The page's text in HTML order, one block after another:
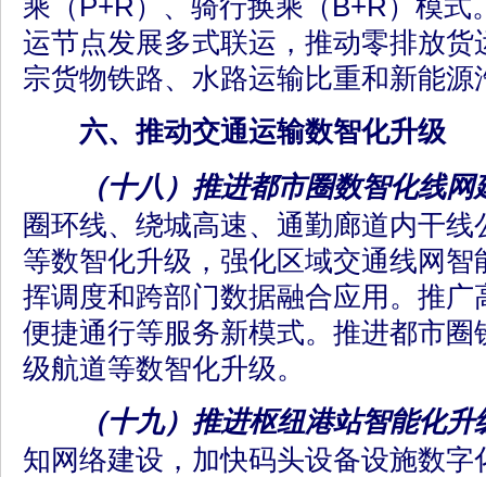
乘（P+R）、骑行换乘（B+R）模式
运节点发展多式联运，推动零排放货
宗货物铁路、水路运输比重和新能源
六、推动交通运输数智化升级
（十八）推进都市圈数智化线网
圈环线、绕城高速、通勤廊道内干
等数智化升级，强化区域交通线网
挥调度和跨部门数据融合应用。推广
便捷通行等服务新模式。推进都市圈
级航道等数智化升级。
（十九）推进枢纽港站智能化升
知网络建设，加快码头设备设施数字